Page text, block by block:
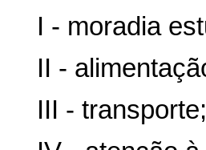
I - moradia
II -
III - transporte;